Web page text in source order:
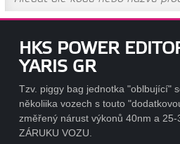
HKS POWER
YARIS GR
Tzv. piggy bag jednotka "oblbující"
několiika vozech s touto
změřený nárust výkonů 40nm a 25-
ZÁRUKU VOZU.